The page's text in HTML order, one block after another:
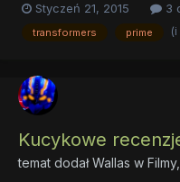
produkcja spod dość
nie muszę nikomu
Styczeń 21, 2015 3
transformers prime (i
Kucykowe
temat dodałWallas w